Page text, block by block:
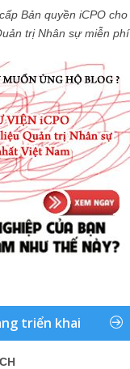
Bản quyền iCPO cho
trị Nhân sự miễn phí
triển khai